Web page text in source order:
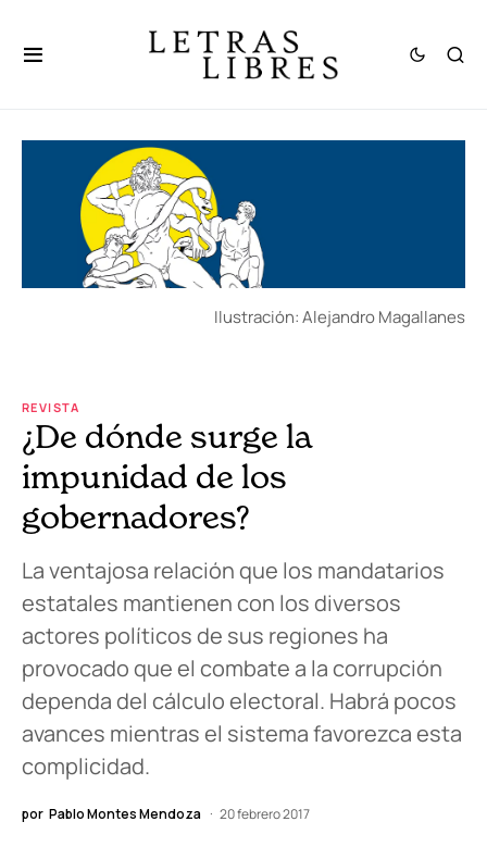
Ilustración: Alejandro Magallanes
REVISTA
¿De dónde surge la
impunidad de los
gobernadores?
La ventajosa relación que los mandatarios
estatales mantienen con los diversos
actores políticos de sus regiones ha
provocado que el combate a la corrupción
dependa del cálculo electoral. Habrá pocos
avances mientras el sistema favorezca esta
complicidad.
por Pablo Montes Mendoza 20 febrero 2017